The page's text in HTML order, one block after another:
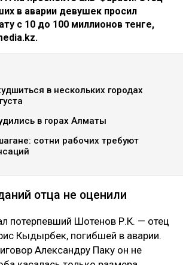
Алматы рассмотрел спор о
на проспекте аль-Фараби. Отец
в аварии девушек просил
с 10 до 100 миллионов тенге,
в нескольких городах
в горах Алматы